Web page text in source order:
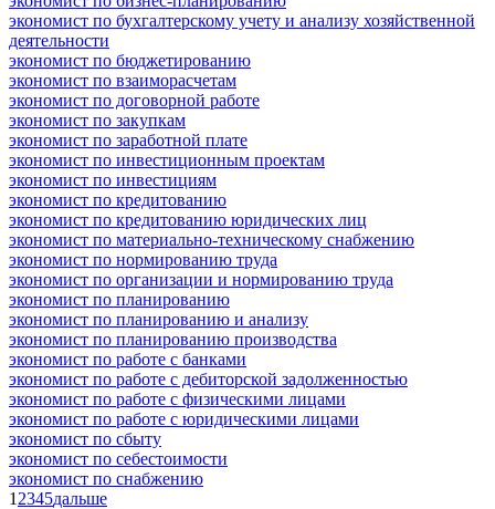
экономист по бухгалтерскому учету и анализу хозяйственной
деятельности
экономист по бюджетированию
экономист по взаиморасчетам
экономист по договорной работе
экономист по закупкам
экономист по заработной плате
экономист по инвестиционным проектам
экономист по инвестициям
экономист по кредитованию
экономист по кредитованию юридических лиц
экономист по материально-техническому снабжению
экономист по нормированию труда
экономист по организации и нормированию труда
экономист по планированию
экономист по планированию и анализу
экономист по планированию производства
экономист по работе с банками
экономист по работе с дебиторской задолженностью
экономист по работе с физическими лицами
экономист по работе с юридическими лицами
экономист по сбыту
экономист по себестоимости
экономист по снабжению
1 2345дальше